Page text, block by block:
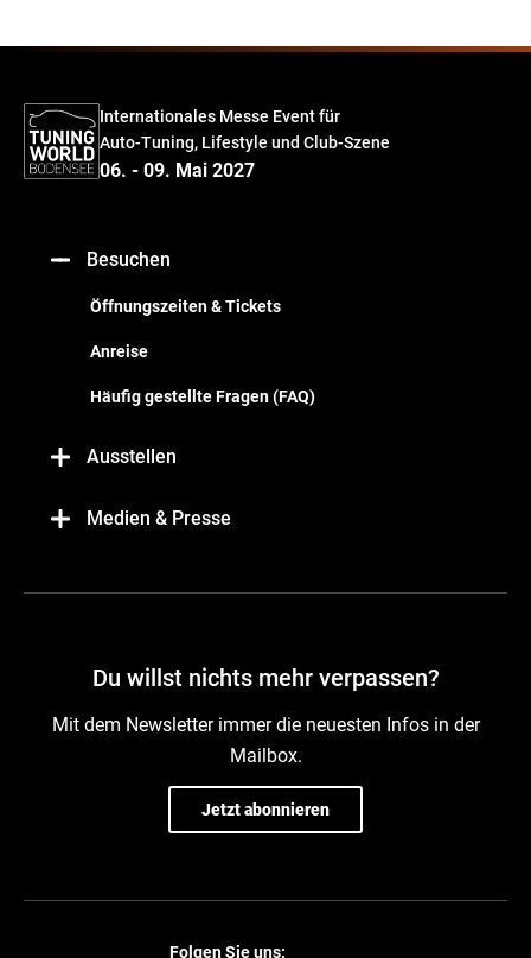
Internationales Messe Event für
Auto-Tuning, Lifestyle und Club-Szene
06. - 09. Mai 2027
Besuchen
Öffnungszeiten & Tickets
Anreise
Häufig gestellte Fragen (FAQ)
Ausstellen
Medien & Presse
Du willst nichts mehr verpassen?
Mit dem Newsletter immer die neuesten Infos in der
Mailbox.
Jetzt abonnieren
Folgen Sie uns: